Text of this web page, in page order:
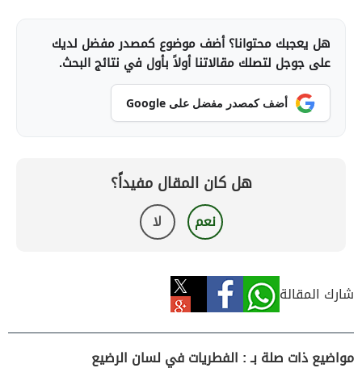
هل يعجبك محتوانا؟ أضف موضوع كمصدر مفضل لديك
على جوجل لتصلك مقالاتنا أولاً بأول في نتائج البحث.
أضف كمصدر مفضل على Google
هل كان المقال مفيداً؟
نعم لا
شارك المقالة
مواضيع ذات صلة بـ : الفطريات في لسان الرضيع